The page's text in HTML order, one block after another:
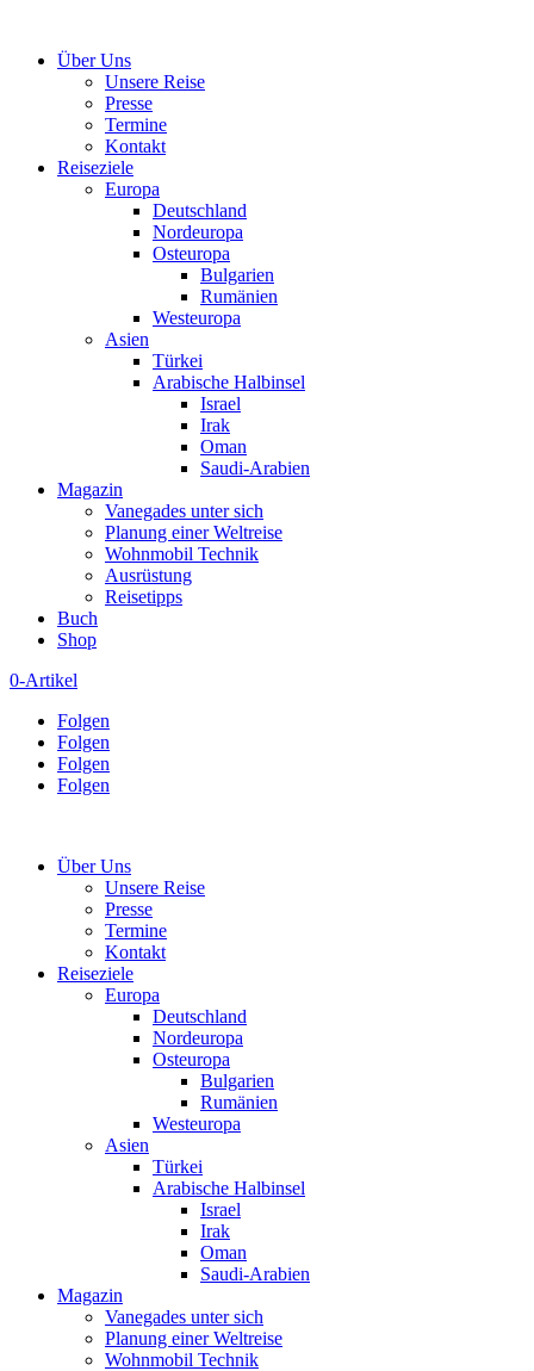
Über Uns
Unsere Reise
Presse
Termine
Kontakt
Reiseziele
Europa
Deutschland
Nordeuropa
Osteuropa
Bulgarien
Rumänien
Westeuropa
Asien
Türkei
Arabische Halbinsel
Israel
Irak
Oman
Saudi-Arabien
Magazin
Vanegades unter sich
Planung einer Weltreise
Wohnmobil Technik
Ausrüstung
Reisetipps
Buch
Shop
0-Artikel
Folgen
Folgen
Folgen
Folgen
Über Uns
Unsere Reise
Presse
Termine
Kontakt
Reiseziele
Europa
Deutschland
Nordeuropa
Osteuropa
Bulgarien
Rumänien
Westeuropa
Asien
Türkei
Arabische Halbinsel
Israel
Irak
Oman
Saudi-Arabien
Magazin
Vanegades unter sich
Planung einer Weltreise
Wohnmobil Technik